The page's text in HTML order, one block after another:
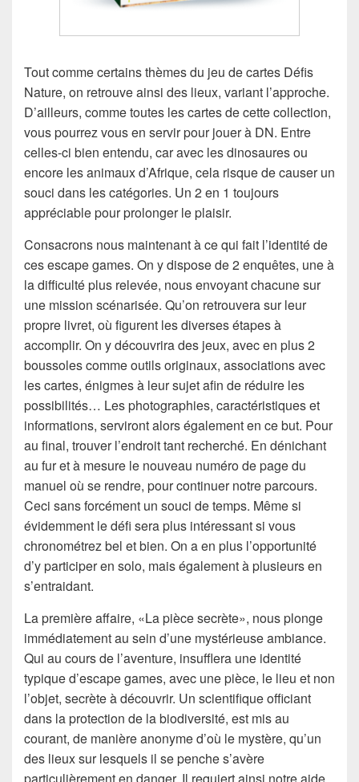
Tout comme certains thèmes du jeu de cartes Défis
Nature, on retrouve ainsi des lieux, variant l’approche.
D’ailleurs, comme toutes les cartes de cette collection,
vous pourrez vous en servir pour jouer à DN. Entre
celles-ci bien entendu, car avec les dinosaures ou
encore les animaux d’Afrique, cela risque de causer un
souci dans les catégories. Un 2 en 1 toujours
appréciable pour prolonger le plaisir.
Consacrons nous maintenant à ce qui fait l’identité de
ces escape games. On y dispose de 2 enquêtes, une à
la difficulté plus relevée, nous envoyant chacune sur
une mission scénarisée. Qu’on retrouvera sur leur
propre livret, où figurent les diverses étapes à
accomplir. On y découvrira des jeux, avec en plus 2
boussoles comme outils originaux, associations avec
les cartes, énigmes à leur sujet afin de réduire les
possibilités… Les photographies, caractéristiques et
informations, serviront alors également en ce but. Pour
au final, trouver l’endroit tant recherché. En dénichant
au fur et à mesure le nouveau numéro de page du
manuel où se rendre, pour continuer notre parcours.
Ceci sans forcément un souci de temps. Même si
évidemment le défi sera plus intéressant si vous
chronométrez bel et bien. On a en plus l’opportunité
d’y participer en solo, mais également à plusieurs en
s’entraidant.
La première affaire, «La pièce secrète», nous plonge
immédiatement au sein d’une mystérieuse ambiance.
Qui au cours de l’aventure, insufflera une identité
typique d’escape games, avec une pièce, le lieu et non
l’objet, secrète à découvrir. Un scientifique officiant
dans la protection de la biodiversité, est mis au
courant, de manière anonyme d’où le mystère, qu’un
des lieux sur lesquels il se penche s’avère
particulièrement en danger. Il requiert ainsi notre aide